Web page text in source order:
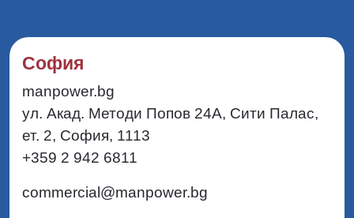
София
manpower.bg
ул. Акад. Методи Попов 24А, Сити Палас,
ет. 2, София, 1113
+359 2 942 6811
commercial@manpower.bg